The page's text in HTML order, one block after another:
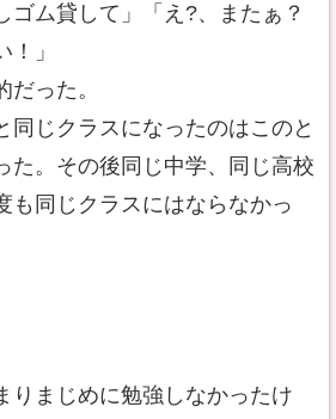
ゴム貸して」「え?、またぁ？
」
った。
じクラスになったのはこのと
た。その後同じ中学、同じ高校
も同じクラスにはならなかっ
まじめに勉強しなかったけ